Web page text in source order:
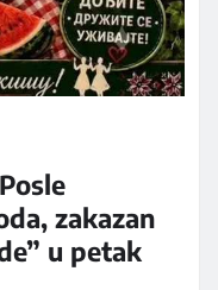
zakazan
u petak